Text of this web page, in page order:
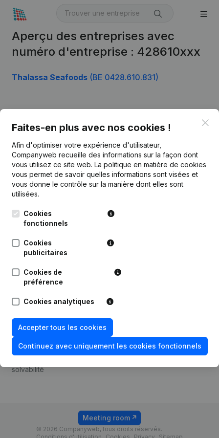
Aperçu des entreprises avec
numéro d'entreprise : 428610xxx
Thalassa Seafoods (BE 0428.610.831)
Faites-en plus avec nos cookies !
Afin d'optimiser votre expérience d'utilisateur,
Companyweb recueille des informations sur la façon dont
vous utilisez ce site web. La politique en matière de cookies
vous permet de savoir quelles informations sont visées et
vous donne le contrôle sur la manière dont elles sont
utilisées.
Cookies
fonctionnels
Cookies
publicitaires
Cookies de
préférence
Cookies analytiques
Accepter tous les cookies
Continuez avec uniquement les cookies fonctionnels
Français
Kantorenpark Everest
Leuvensesteenweg
1800 Vilvoorde
Informations d’entreprise
Monitoring
Recherche internationale
Prospection
Compliance et prévention
de la fraude
Consulter des comptes
Recherche de numéro de
TVA
solvabilité
Tarifs
© 2026 Companyweb, tous droits réservés.
Meeting room